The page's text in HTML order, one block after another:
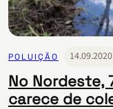
POLUIÇÃO 14.09.2020
No Nordeste,
carece de